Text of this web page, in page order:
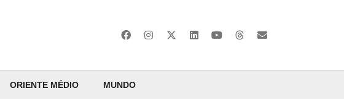
ORIENTE MÉDIO MUNDO